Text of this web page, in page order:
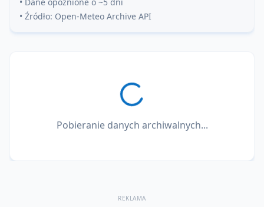
• Źródło: Open-Meteo Archive API
Pobieranie danych archiwalnych...
REKLAMA